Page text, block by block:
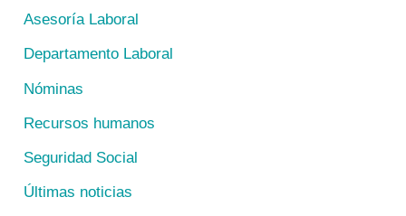
Asesoría Laboral
Departamento Laboral
Nóminas
Recursos humanos
Seguridad Social
Últimas noticias